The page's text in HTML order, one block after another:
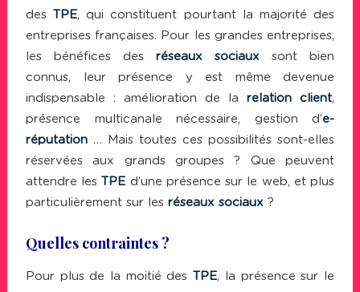
des
TPE, qui constituent pourtant la majorité des
entreprises françaises. Pour les grandes entreprises,
les bénéfices des réseaux sociaux sont bien
connus, leur présence y est même devenue
indispensable : amélioration de la relation client,
présence multicanale nécessaire, gestion d’e-
réputation … Mais toutes ces possibilités sont-elles
réservées aux grands groupes ? Que peuvent
attendre les TPE d’une présence sur le web, et plus
particulièrement sur les réseaux sociaux ?
Quelles contraintes ?
Pour plus de la moitié des TPE, la présence sur le